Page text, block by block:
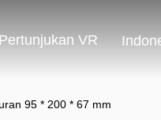
Pertunjukan VR
95 * 200 * 67 mm